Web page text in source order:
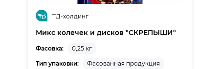
ТД-холдинг
Микс колечек и дисков "СКРЕПЫШИ"
Фасовка:
0,25 кг
Тип упаковки:
Фасованная продукция